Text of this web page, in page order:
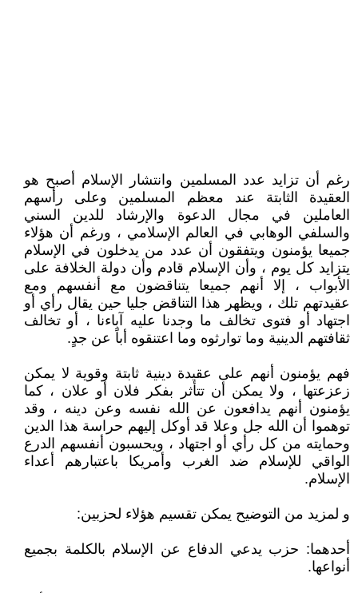
رغم أن تزايد عدد المسلمين وانتشار الإسلام أصبح هو
العقيدة الثابتة عند معظم المسلمين وعلى رأسهم
العاملين في مجال الدعوة والإرشاد للدين السني
والسلفي الوهابي في العالم الإسلامي ، ورغم أن هؤلاء
جميعا يؤمنون ويتفقون أن عدد من يدخلون في الإسلام
يتزايد كل يوم ، وأن الإسلام قادم وأن دولة الخلافة على
الأبواب ، إلا أنهم جميعا يتناقضون مع أنفسهم ومع
عقيدتهم تلك ، ويظهر هذا التناقض جليا حين يقال رأي أو
اجتهاد أو فتوى تخالف ما وجدنا عليه آباءنا ، أو تخالف
ثقافتهم الدينية وما توارثوه وما اعتنقوه أباً عن جدٍ.
فهم يؤمنون أنهم على عقيدة دينية ثابتة وقوية لا يمكن
زعزعتها ، ولا يمكن أن تتأثر بفكر فلان أو علان ، كما
يؤمنون أنهم يدافعون عن الله نفسه وعن دينه ، وقد
توهموا أن الله جل وعلا قد أوكل إليهم حراسة هذا الدين
وحمايته من كل رأي أو اجتهاد ، ويحسبون أنفسهم الدرع
الواقي للإسلام ضد الغرب وأمريكا باعتبارهم أعداء
الإسلام.
و لمزيد من التوضيح يمكن تقسيم هؤلاء لحزبين:
أحدهما: حزب يدعي الدفاع عن الإسلام بالكلمة بجميع
أنواعها.